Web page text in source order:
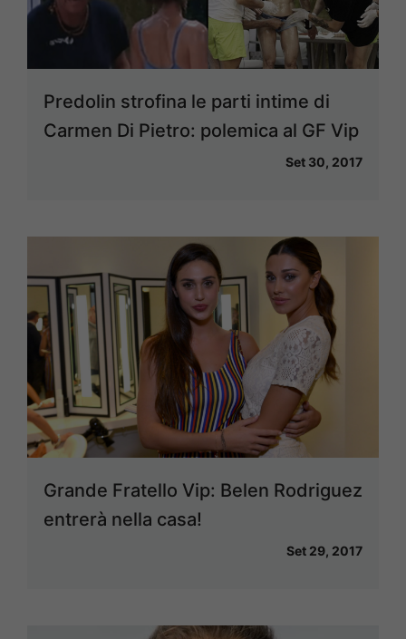
Predolin strofina le parti intime di
Carmen Di Pietro: polemica al GF Vip
Set 30, 2017
Grande Fratello Vip: Belen Rodriguez
entrerà nella casa!
Set 29, 2017